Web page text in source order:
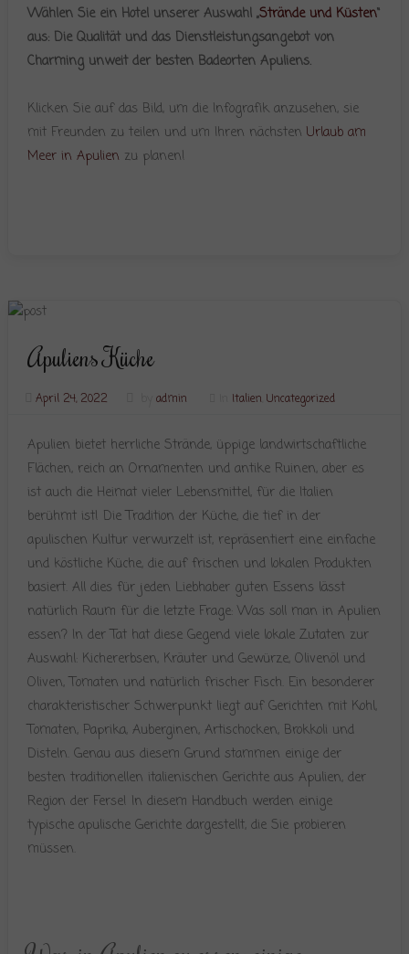
Wählen Sie ein Hotel unserer Auswahl „Strände und Küsten“
aus: Die Qualität und das Dienstleistungsangebot von
Charming unweit der besten Badeorten Apuliens.
Klicken Sie auf das Bild, um die Infografik anzusehen, sie
mit Freunden zu teilen und um Ihren nächsten Urlaub am
Meer in Apulien zu planen!
Apuliens Küche
April 24, 2022 admin Italien Uncategorized
Apulien bietet herrliche Strände, üppige landwirtschaftliche
Flächen, reich an Ornamenten und antike Ruinen, aber es
ist auch die Heimat vieler Lebensmittel, für die Italien
berühmt ist! Die Tradition der Küche, die tief in der
apulischen Kultur verwurzelt ist, repräsentiert eine einfache
und köstliche Küche, die auf frischen und lokalen Produkten
basiert. All dies für jeden Liebhaber guten Essens lässt
natürlich Raum für die letzte Frage: Was soll man in Apulien
essen? In der Tat hat diese Gegend viele lokale Zutaten zur
Auswahl: Kichererbsen, Kräuter und Gewürze, Olivenöl und
Oliven, Tomaten und natürlich frischer Fisch. Ein besonderer
charakteristischer Schwerpunkt liegt auf Gerichten mit Kohl,
Tomaten, Paprika, Auberginen, Artischocken, Brokkoli und
Disteln. Genau aus diesem Grund stammen einige der
besten traditionellen italienischen Gerichte aus Apulien, der
Region der Ferse! In diesem Handbuch werden einige
typische apulische Gerichte dargestellt, die Sie probieren
müssen.